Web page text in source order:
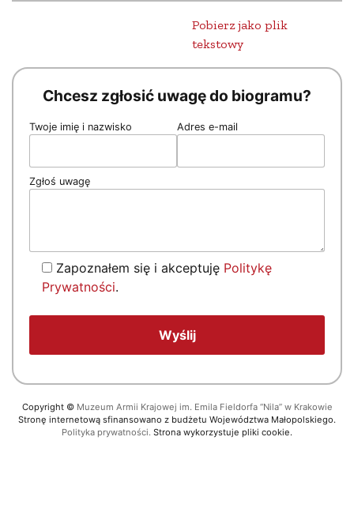
Pobierz jako plik
tekstowy
Chcesz zgłosić uwagę do biogramu?
Twoje imię i nazwisko Adres e-mail
Zgłoś uwagę
Zapoznałem się i akceptuję Politykę
Prywatności.
Copyright © Muzeum Armii Krajowej im. Emila Fieldorfa “Nila” w Krakowie
Stronę internetową sfinansowano z budżetu Województwa Małopolskiego.
Polityka prywatności. Strona wykorzystuje pliki cookie.